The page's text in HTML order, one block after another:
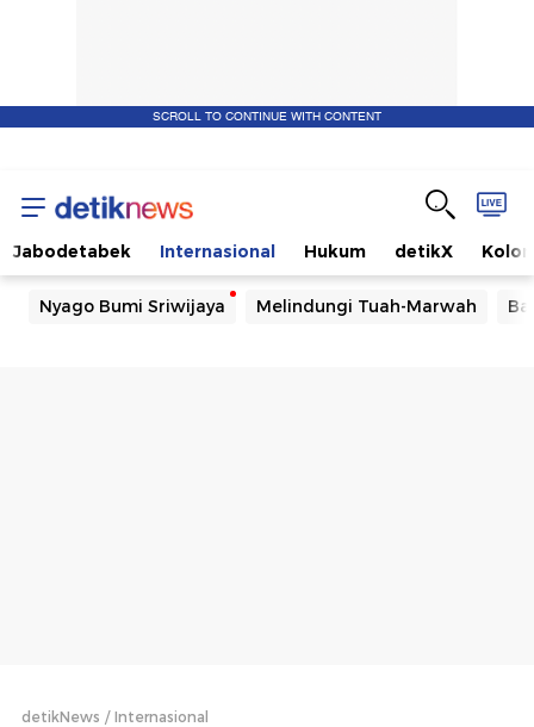
SCROLL TO CONTINUE WITH CONTENT
Jabodetabek Internasional Hukum detikX
Nyago Bumi Sriwijaya Melindungi Tuah-Marwah
detikNews Internasional